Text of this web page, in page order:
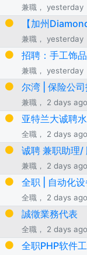
兼職， yesterday
【加州
兼職， yesterday
招聘：手工饰
兼職， yesterday
尔湾 | 保险公
兼職， 2 days ago
亚特兰大诚聘
全職， 2 days ago
诚聘 兼职助理/
兼職， 2 days ago
全职 | 自动化
全職， 2 days ago
誠徵業務代表
全職， 2 days ago
全职PHP软件